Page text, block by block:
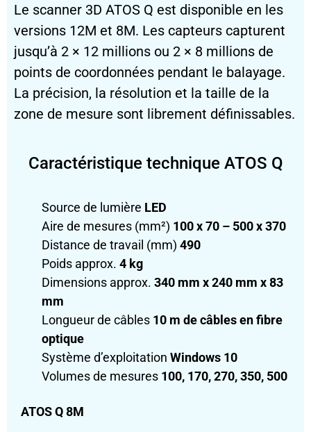
Le scanner 3D ATOS Q est disponible en les
versions 12M et 8M. Les capteurs capturent
jusqu’à 2 × 12 millions ou 2 × 8 millions de
points de coordonnées pendant le balayage.
La précision, la résolution et la taille de la
zone de mesure sont librement définissables.
Caractéristique technique ATOS Q
Source de lumière LED
Aire de mesures (mm²) 100 x 70 – 500 x 370
Distance de travail (mm) 490
Poids approx. 4 kg
Dimensions approx. 340 mm x 240 mm x 83
mm
Longueur de câbles 10 m de câbles en fibre
optique
Système d’exploitation Windows 10
Volumes de mesures 100, 170, 270, 350, 500
ATOS Q 8M